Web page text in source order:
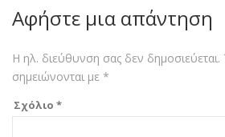
Αφήστε μια απάντηση
Η ηλ. διεύθυνση σας δεν δημοσιεύεται.
σημειώνονται με *
Σχόλιο *